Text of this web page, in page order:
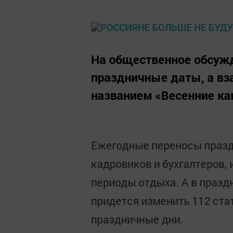
На общественное
праздничные даты, а
названием «Весенние
Ежегодные переносы
кадровиков и
периоды отдыха. А в
придется изменить 112
праздничные дни.